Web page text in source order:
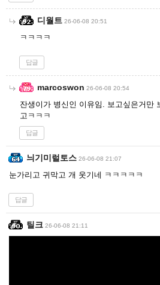
디월트 26-06-08 20:51
ㅋㅋㅋㅋ
답글
marcoswon 26-06-08 20:54
잔생이가 병신인 이유임. 보고싶은거만
고ㅋㅋㅋ
답글
늬기미럴토스 26-06-08 21:07
눈가리고 귀막고 개 웃기네 ㅋㅋㅋㅋㅋ
답글
틸크 26-06-08 21:11